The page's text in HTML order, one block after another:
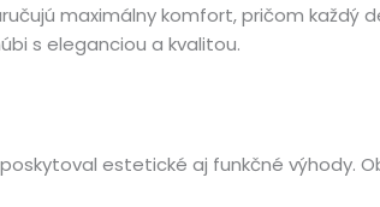
maximálny komfort, pričom každý
s eleganciou a kvalitou.
estetické aj funkčné výhody.